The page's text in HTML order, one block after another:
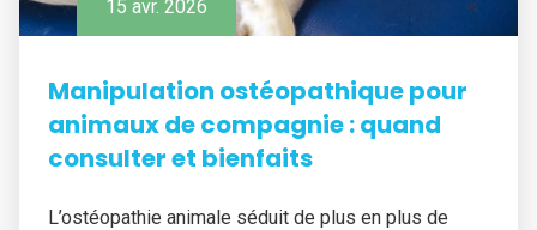
15 avr. 2026
Manipulation ostéopathique pour
animaux de compagnie : quand
consulter et bienfaits
L’ostéopathie animale séduit de plus en plus de